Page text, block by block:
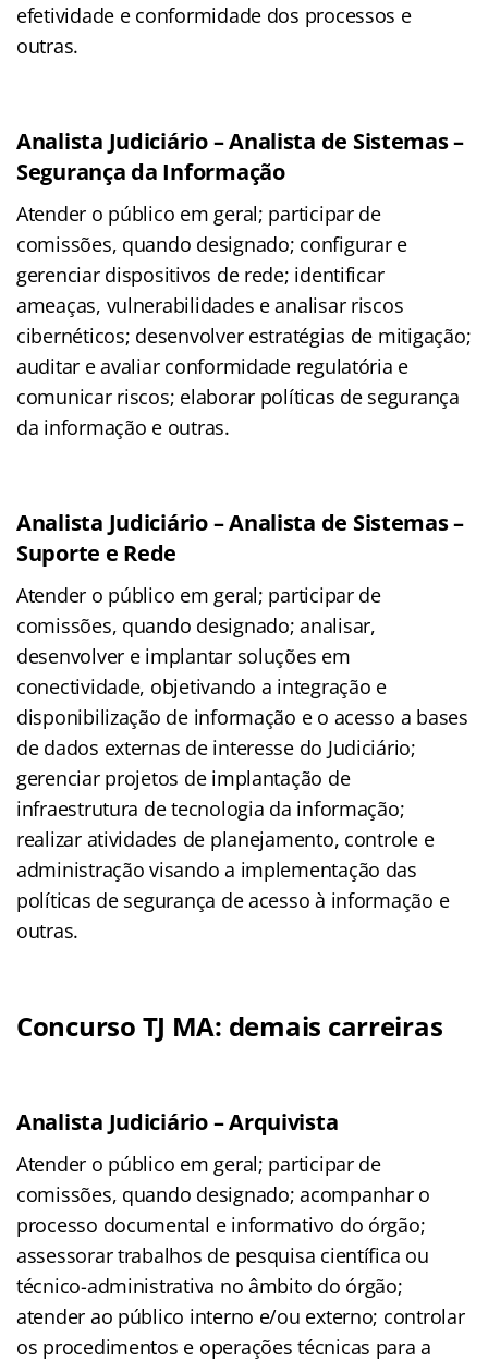
efetividade e conformidade dos processos e
outras.
Analista Judiciário – Analista de Sistemas –
Segurança da Informação
Atender o público em geral; participar de
comissões, quando designado; configurar e
gerenciar dispositivos de rede; identificar
ameaças, vulnerabilidades e analisar riscos
cibernéticos; desenvolver estratégias de mitigação;
auditar e avaliar conformidade regulatória e
comunicar riscos; elaborar políticas de segurança
da informação e outras.
Analista Judiciário – Analista de Sistemas –
Suporte e Rede
Atender o público em geral; participar de
comissões, quando designado; analisar,
desenvolver e implantar soluções em
conectividade, objetivando a integração e
disponibilização de informação e o acesso a bases
de dados externas de interesse do Judiciário;
gerenciar projetos de implantação de
infraestrutura de tecnologia da informação;
realizar atividades de planejamento, controle e
administração visando a implementação das
políticas de segurança de acesso à informação e
outras.
Concurso TJ MA: demais carreiras
Analista Judiciário – Arquivista
Atender o público em geral; participar de
comissões, quando designado; acompanhar o
processo documental e informativo do órgão;
assessorar trabalhos de pesquisa científica ou
técnico-administrativa no âmbito do órgão;
atender ao público interno e/ou externo; controlar
os procedimentos e operações técnicas para a